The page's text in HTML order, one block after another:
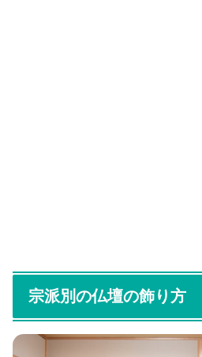
宗派別の仏壇の飾り方